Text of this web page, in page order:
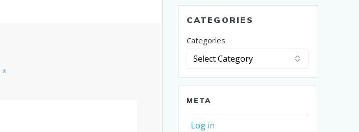
*
CATEGORIES
Categories
META
Log in